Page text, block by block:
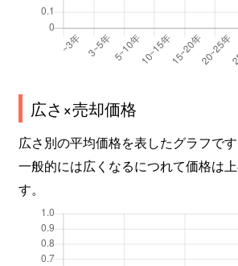
広さ×売却価格
広さ別の平均価格を表したグラフです
一般的には広くなるにつれて価格は
す。